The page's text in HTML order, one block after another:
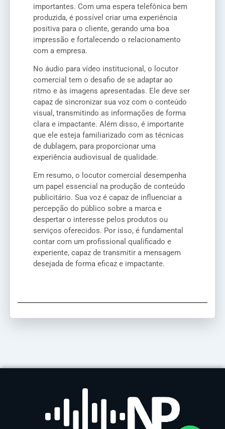
importantes. Com uma espera telefônica bem
produzida, é possível criar uma experiência
positiva para o cliente, gerando uma boa
impressão e fortalecendo o relacionamento
com a empresa.
No áudio para vídeo institucional, o locutor
comercial tem o desafio de se adaptar ao
ritmo e às imagens apresentadas. Ele deve ser
capaz de sincronizar sua voz com o conteúdo
visual, transmitindo as informações de forma
clara e impactante. Além disso, é importante
que ele esteja familiarizado com as técnicas
de dublagem, para proporcionar uma
experiência audiovisual de qualidade.
Em resumo, o locutor comercial desempenha
um papel essencial na produção de conteúdo
publicitário. Sua voz é capaz de influenciar a
percepção do público sobre a marca e
despertar o interesse pelos produtos ou
serviços oferecidos. Por isso, é fundamental
contar com um profissional qualificado e
experiente, capaz de transmitir a mensagem
desejada de forma eficaz e impactante.